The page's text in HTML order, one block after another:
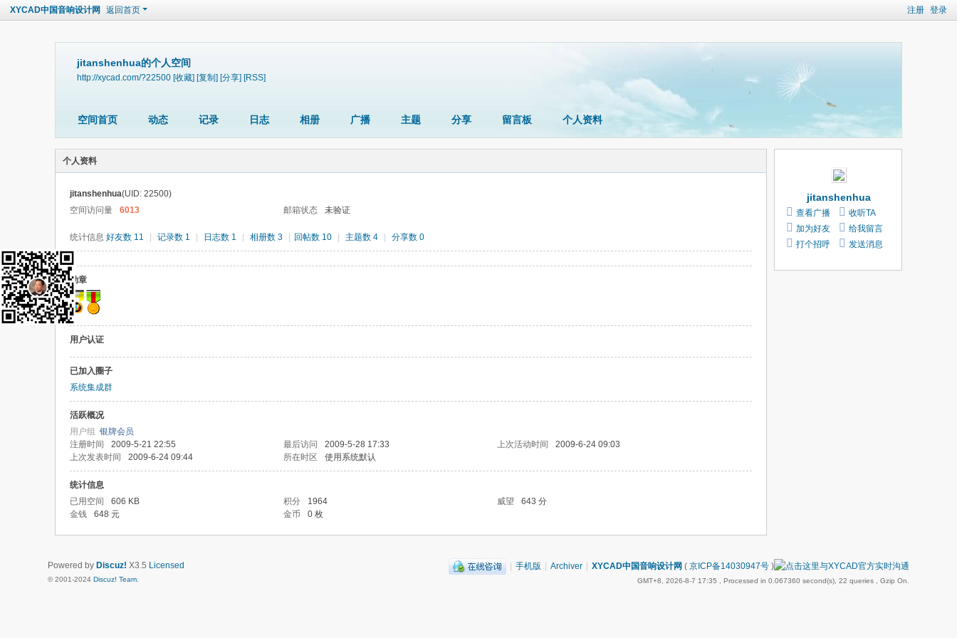
注册 登录
XYCAD中国音响设计网 返回首页
jitanshenhua的个人空间
http://xycad.com/?22500 [收藏] [复制] [分享] [RSS]
空间首页 动态 记录 日志 相册 广播 主题 分享 留言板 个人资料
个人资料
jitanshenhua(UID: 22500)
空间访问量
6013 邮箱状态 未验证
统计信息 好友数 11 记录数 1 日志数 1 相册数 3 回帖数 10 主题数 4 分享数 0
勋章
用户认证
已加入圈子
系统集成群
活跃概况
用户组 银牌会员
注册时间
2009-5-21 22:55 最后访问 2009-5-28 17:33 上次活动时间
2009-6-24 09:03
上次发表时间
2009-6-24 09:44 所在时区 使用系统默认
统计信息
已用空间
606 KB 积分 1964 威望
643 分
金钱
648 元 金币 0 枚
jitanshenhua
查看广播
收听TA
加为好友
给我留言
打个招呼
发送消息
| 手机版 | Archiver | XYCAD中国音响设计网 ( 京ICP备14030947号 )
GMT+8, 2026-8-7 17:35 , Processed in 0.067360 second(s), 22 queries , Gzip On.
Powered by Discuz! X3.5 Licensed
© 2001-2024 Discuz! Team